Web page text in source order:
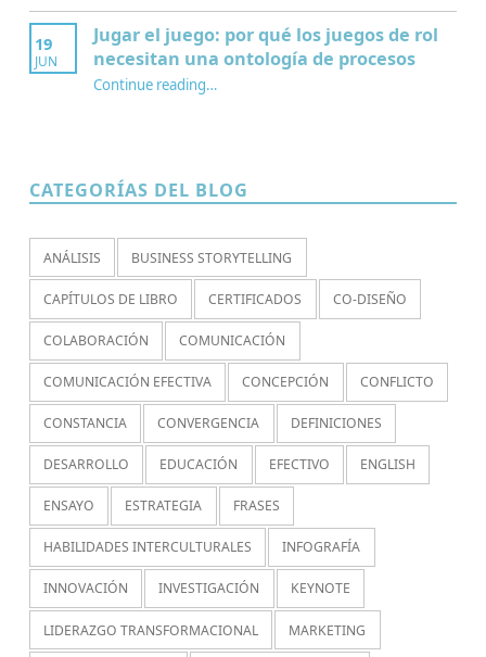
19
JUN
Jugar el juego: por qué los juegos de rol
necesitan una ontología de procesos
Continue reading“Jugar el juego: por qué los juegos de rol necesitan una ontología de procesos”
…
CATEGORÍAS DEL BLOG
ANÁLISIS BUSINESS STORYTELLING
CAPÍTULOS DE LIBRO CERTIFICADOS CO-DISEÑO
COLABORACIÓN COMUNICACIÓN
COMUNICACIÓN EFECTIVA CONCEPCIÓN CONFLICTO
CONSTANCIA CONVERGENCIA DEFINICIONES
DESARROLLO EDUCACIÓN EFECTIVO ENGLISH
ENSAYO ESTRATEGIA FRASES
HABILIDADES INTERCULTURALES INFOGRAFÍA
INNOVACIÓN INVESTIGACIÓN KEYNOTE
LIDERAZGO TRANSFORMACIONAL MARKETING